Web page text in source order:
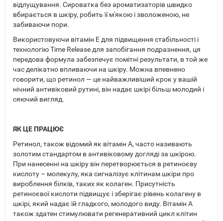
відлущування. Сироватка без ароматизаторів швидко
вбирається в шкіру, робить її м'якою і зволоженою, не
забиваючи пори.
Використовуючи вітамін Е для підвищення стабільності і
технологію Time Release для запобігання подразнення, ця
передова формула забезпечує помітні результати, в той же
час делікатно впливаючи на шкіру. Можна впевнено
говорити, що ретинол — це найважливіший крок у вашій
нічний антивіковий рутині, він надає шкірі більш молодий і
сяючий вигляд.
ЯК ЦЕ ПРАЦЮЄ
Ретинол, також відомий як вітамін А, часто називають
золотим стандартом в антивіковому догляді за шкірою.
При нанесенні на шкіру він перетворюється в ретиноєву
кислоту – молекулу, яка сигналізує клітинам шкіри про
вироблення білків, таких як колаген. Присутність
ретиноєвої кислоти підвищує і зберігає рівень колагену в
шкірі, який надає їй гладкого, молодого виду. Вітамін А
також здатен стимулювати регенеративний цикл клітин